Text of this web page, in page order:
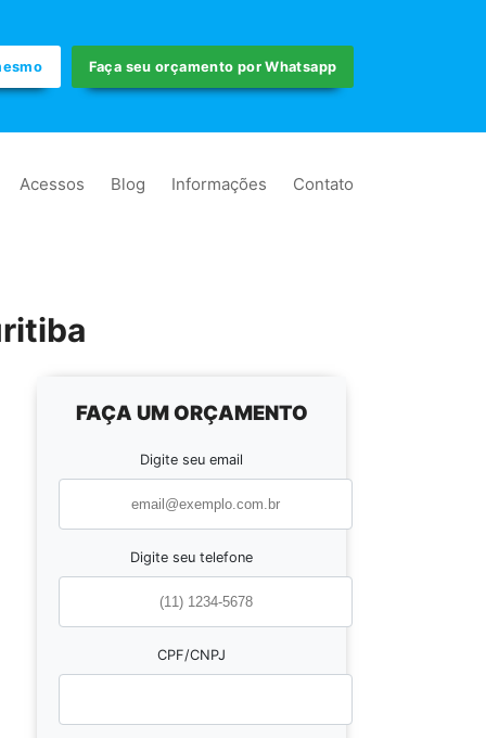
Faça seu orçamento por Whatsapp
Acessos Blog Informações Contato
FAÇA UM ORÇAMENTO
Digite seu email
Digite seu telefone
CPF/CNPJ